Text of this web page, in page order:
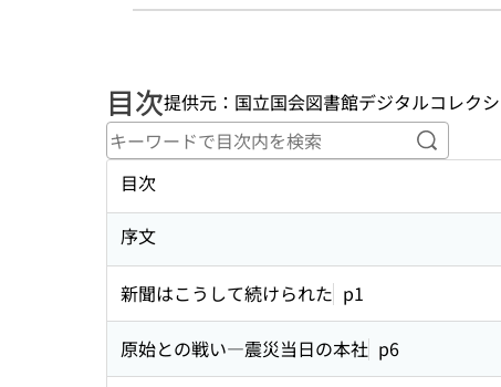
目次提供元：国立国会図書館デジタルコレク
キーワー
目次
序文
新聞はこうして続けられた p1
原始との戦い―震災当日の本社 p6